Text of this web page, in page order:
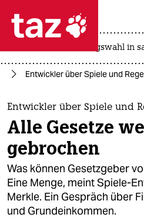
 taz zahl
taz zahl ich
themen
politik
öko
gesellschaft
kultur
landtagswahl in
Entwickler über Spiele und
Entwickler über Spiele und
Alle Gesetze
gebrochen
Was können Gesetzgeber
Eine Menge, meint Spiele-
Merkle. Ein Gespräch über
und Grundeinkommen.